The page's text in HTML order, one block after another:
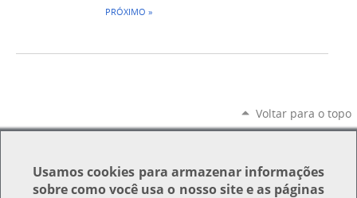
PRÓXIMO »
Voltar para o topo
Usamoscookies para armazenar informações
sobre como você usa o nosso site e as páginas